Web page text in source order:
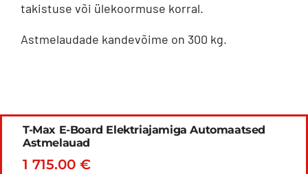
takistuse või ülekoormuse korral.
Astmelaudade kandevõime on 300 kg.
T-Max E-Board Elektriajamiga Automaatsed
Astmelauad
1 715.00 €